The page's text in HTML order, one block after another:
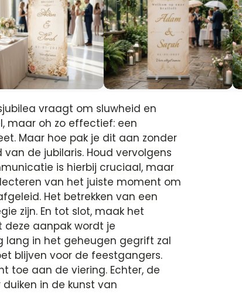
vraagt om sluwheid en
maar oh zo effectief: een
Maar hoe pak je dit aan zonder
de jubilaris. Houd vervolgens
is hierbij cruciaal, maar
van het juiste moment om
Het betrekken van een
zijn. En tot slot, maak het
deze aanpak wordt je
lang in het geheugen gegrift zal
blijven voor de feestgangers.
toe aan de viering. Echter, de
in de kunst van